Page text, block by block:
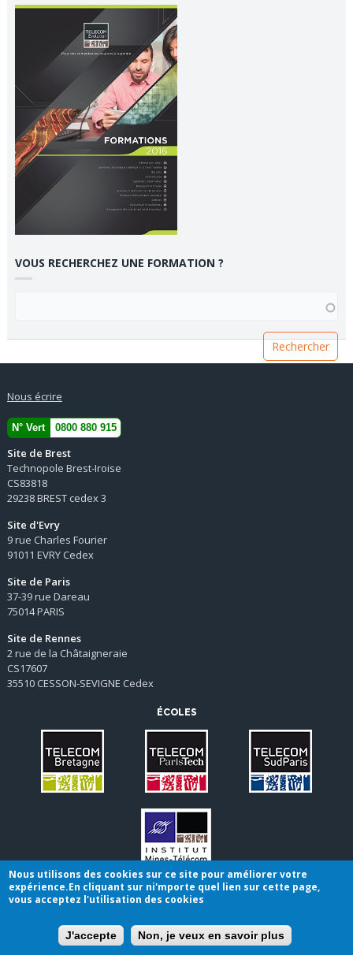
VOUS RECHERCHEZ UNE FORMATION ?
Nous écrire
N° Vert 0800 880 915
Site de Brest
Technopole Brest-Iroise
CS83818
29238 BREST cedex 3
Site d'Evry
9 rue Charles Fourier
91011 EVRY Cedex
Site de Paris
37-39 rue Dareau
75014 PARIS
Site de Rennes
2 rue de la Châtaigneraie
CS17607
35510 CESSON-SEVIGNE Cedex
ÉCOLES
Conditions générales de vente
Plan du site
Nous utilisons des cookies sur ce site pour améliorer votre
expérience.En cliquant sur ni'mporte quel lien sur cette page,
vous acceptez l'utilisation des cookies
J'accepte Non, je veux en savoir plus